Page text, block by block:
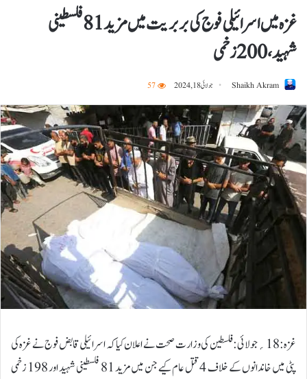
غزہ میں اسرائیلی فوج کی بربریت میں مزید 81 فلسطینی
شہید، 200 زخمی
Shaikh Akram جولائی 18, 2024 57
غزہ:18؍جولائی: فلسطین کی وزارت صحت نے اعلان کیا کہ اسرائیلی قابض فوج نے غزہ کی
پٹی میں خاندانوں کے خلاف 4 قتل عام کیے جن میں مزید 81 فلسطینی شہید اور 198 زخمی